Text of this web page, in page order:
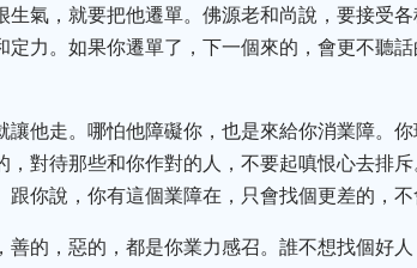
氣，就要把他遷單。佛源老和尚說，要接受
力。如果你遷單了，下一個來的，會更不聽
他走。哪怕他障礙你，也是來給你消業障。
對待那些和你作對的人，不要起嗔恨心去排
你說，你有這個業障在，只會找個更差的，不
的，惡的，都是你業力感召。誰不想找個好